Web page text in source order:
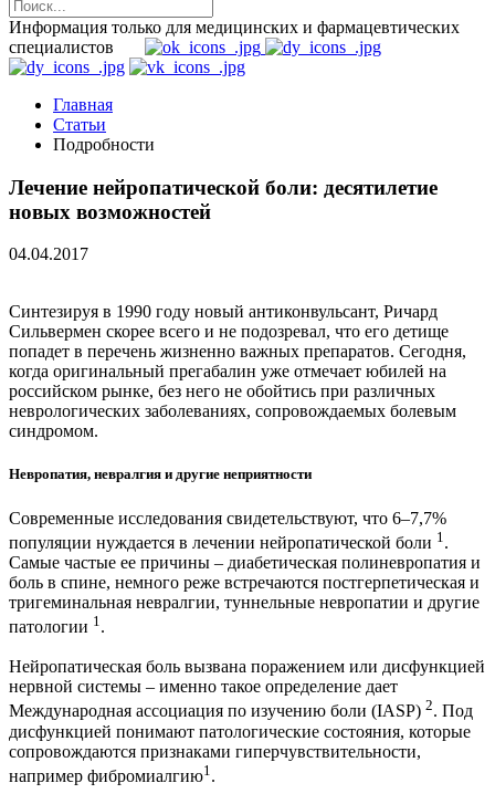
Информация только для медицинских и фармацевтических
специалистов
Главная
Статьи
Подробности
Лечение нейропатической боли: десятилетие
новых возможностей
04.04.2017
Синтезируя в 1990 году новый антиконвульсант, Ричард
Сильвермен скорее всего и не подозревал, что его детище
попадет в перечень жизненно важных препаратов. Сегодня,
когда оригинальный прегабалин уже отмечает юбилей на
российском рынке, без него не обойтись при различных
неврологических заболеваниях, сопровождаемых болевым
синдромом.
Невропатия, невралгия и другие неприятности
Современные исследования свидетельствуют, что 6–7,7%
популяции нуждается в лечении нейропатической боли 1 .
Самые частые ее причины – диабетическая полиневропатия и
боль в спине, немного реже встречаются постгерпетическая и
тригеминальная невралгии, туннельные невропатии и другие
патологии 1 .
Нейропатическая боль вызвана поражением или дисфункцией
нервной системы – именно такое определение дает
Международная ассоциация по изучению боли (IASP) 2. Под
дисфункцией понимают патологические состояния, которые
сопровождаются признаками гиперчувствительности,
например фибромиалгию1 .